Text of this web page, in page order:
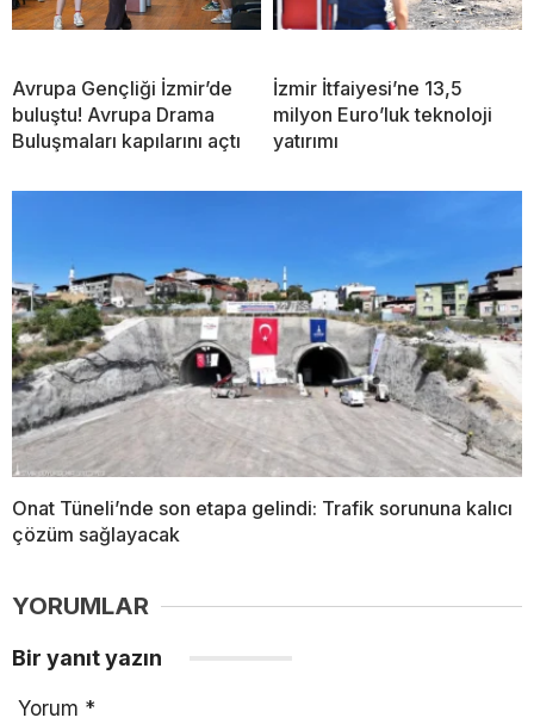
Avrupa Gençliği İzmir’de
buluştu! Avrupa Drama
Buluşmaları kapılarını açtı
İzmir İtfaiyesi’ne 13,5
milyon Euro’luk teknoloji
yatırımı
Onat Tüneli’nde son etapa gelindi: Trafik sorununa kalıcı
çözüm sağlayacak
YORUMLAR
Bir yanıt yazın
Yorum *